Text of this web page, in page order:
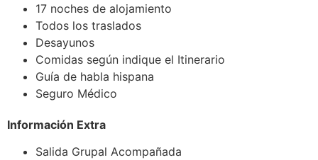
17 noches de alojamiento
Todos los traslados
Desayunos
Comidas según indique el Itinerario
Guía de habla hispana
Seguro Médico
Información Extra
Salida Grupal Acompañada